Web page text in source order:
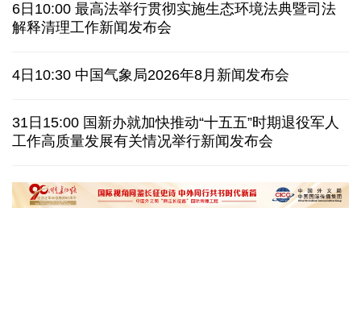
白宫否认特朗普与赫格塞思因弹药库存短缺发生争执
美媒称美国增派人手 在古巴加大力度开展情报活动
巴西降级与阿根廷关系 阿称驻巴大使将"回国休假"
韩国总统要求加速整合军校 防范再度发生军事政变
6日10:00 最高法举行贯彻实施生态环境法典暨司法
解释清理工作新闻发布会
4日10:30 中国气象局2026年8月新闻发布会
31日15:00 国新办就加快推动“十五五”时期退役军人
工作高质量发展有关情况举行新闻发布会